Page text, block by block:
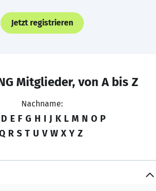
Jetzt registrieren
Mitglieder, von A bis Z
Nachname:
D E F G H I J K L M N O P
R S T U V W X Y Z